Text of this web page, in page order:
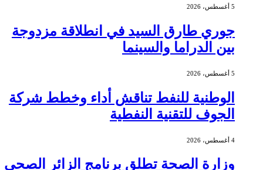
جوري طارق السيد في انطلاقة مزدوجة
بين الدراما والسينما
الوطنية للنفط تناقش أداء وخطط شركة
الجوف للتقنية النفطية
وزارة الصحة تطلق برنامج الزائر الصحي